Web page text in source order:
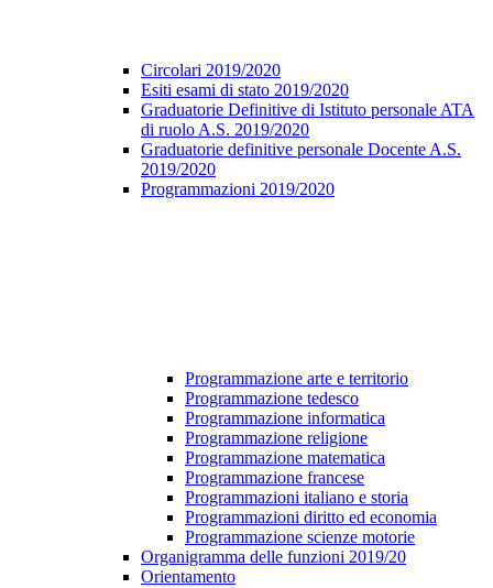
Circolari 2019/2020
Esiti esami di stato 2019/2020
Graduatorie Definitive di Istituto personale ATA
di ruolo A.S. 2019/2020
Graduatorie definitive personale Docente A.S.
2019/2020
Programmazioni 2019/2020
Programmazione arte e territorio
Programmazione tedesco
Programmazione informatica
Programmazione religione
Programmazione matematica
Programmazione francese
Programmazioni italiano e storia
Programmazioni diritto ed economia
Programmazione scienze motorie
Organigramma delle funzioni 2019/20
Orientamento